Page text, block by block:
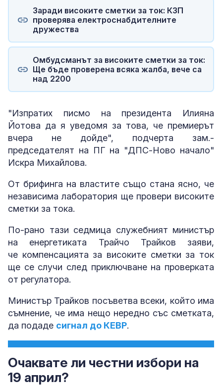
Заради високите сметки за ток: КЗП
проверява електроснабдителните
дружества
Омбудсманът за високите сметки за ток:
Ще бъде проверена всяка жалба, вече са
над 2200
"Изпратих писмо на президента Илияна
Йотова да я уведомя за това, че премиерът
вчера не дойде", подчерта зам.-
председателят на ПГ на "ДПС-Ново начало"
Искра Михайлова.
От брифинга на властите също стана ясно, че
независима лаборатория ще провери високите
сметки за тока.
По-рано тази седмица служебният министър
на енергетиката Трайчо Трайков заяви,
че компенсацията за високите сметки за ток
ще се случи след приключване на проверката
от регулатора.
Министър Трайков посъветва всеки, който има
съмнение, че има нещо нередно със сметката,
да подаде сигнал до КЕВР.
Очаквате ли честни избори на
19 април?